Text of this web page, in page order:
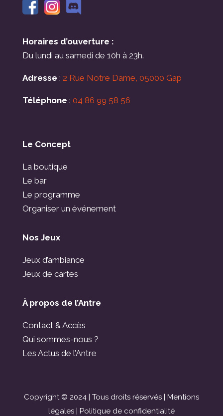
Horaires d’ouverture :
Du lundi au samedi de 10h à 23h.
Adresse : 2 Rue Notre Dame, 05000 Gap
Téléphone : 04 86 99 58 56
Le Concept
La boutique
Le bar
Le programme
Organiser un événement
Nos Jeux
Jeux d’ambiance
Jeux de cartes
À propos de l’Antre
Contact & Accès
Qui sommes-nous ?
Les Actus de l’Antre
Copyright © 2024 | Tous droits réservés | Mentions
légales| Politique de confidentialité